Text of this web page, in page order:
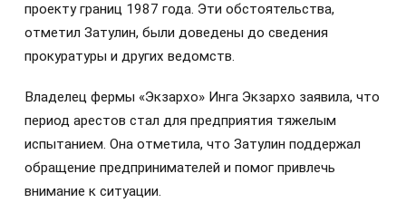
проекту границ 1987 года. Эти обстоятельства,
отметил Затулин, были доведены до сведения
прокуратуры и других ведомств.
Владелец фермы «Экзархо» Инга Экзархо заявила, что
период арестов стал для предприятия тяжелым
испытанием. Она отметила, что Затулин поддержал
обращение предпринимателей и помог привлечь
внимание к ситуации.